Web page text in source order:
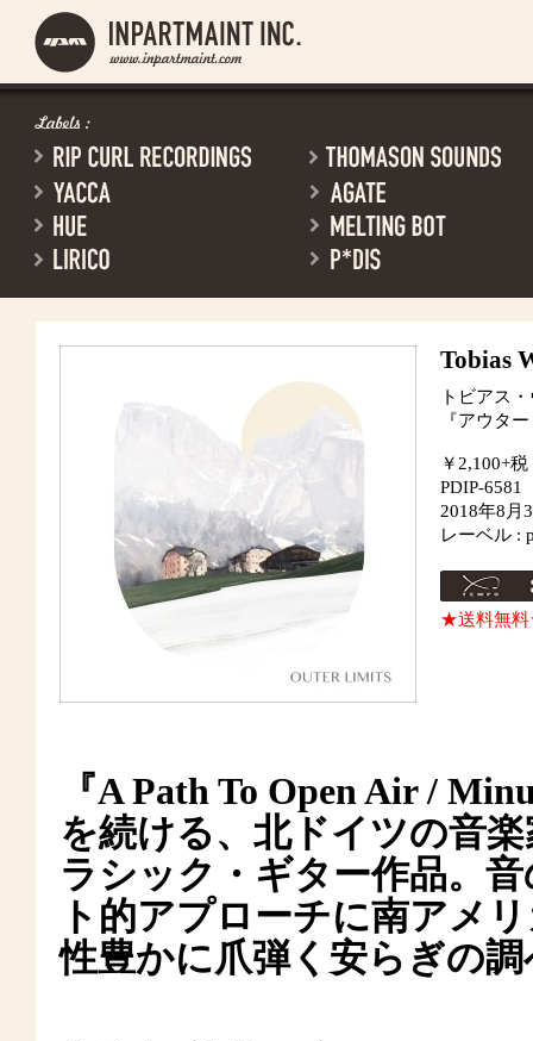
Tobias
トビアス
『アウタ
￥2,100+税
PDIP-6581
2018年8月
レーベル :
★送料無料
『A Path To Open Air /
を続ける、北ドイツの音
ラシック・ギター作品。
ト的アプローチに南アメ
性豊かに爪弾く安らぎの